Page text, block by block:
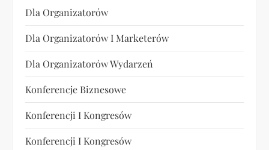
Dla Organizatorów
Dla Organizatorów I Marketerów
Dla Organizatorów Wydarzeń
Konferencje Biznesowe
Konferencji I Kongresów
Konferencji I Kongresów